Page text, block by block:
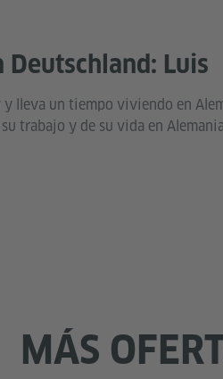
Luis
y lleva un tiempo viviendo en
trabajo y de su vida en
MÁS